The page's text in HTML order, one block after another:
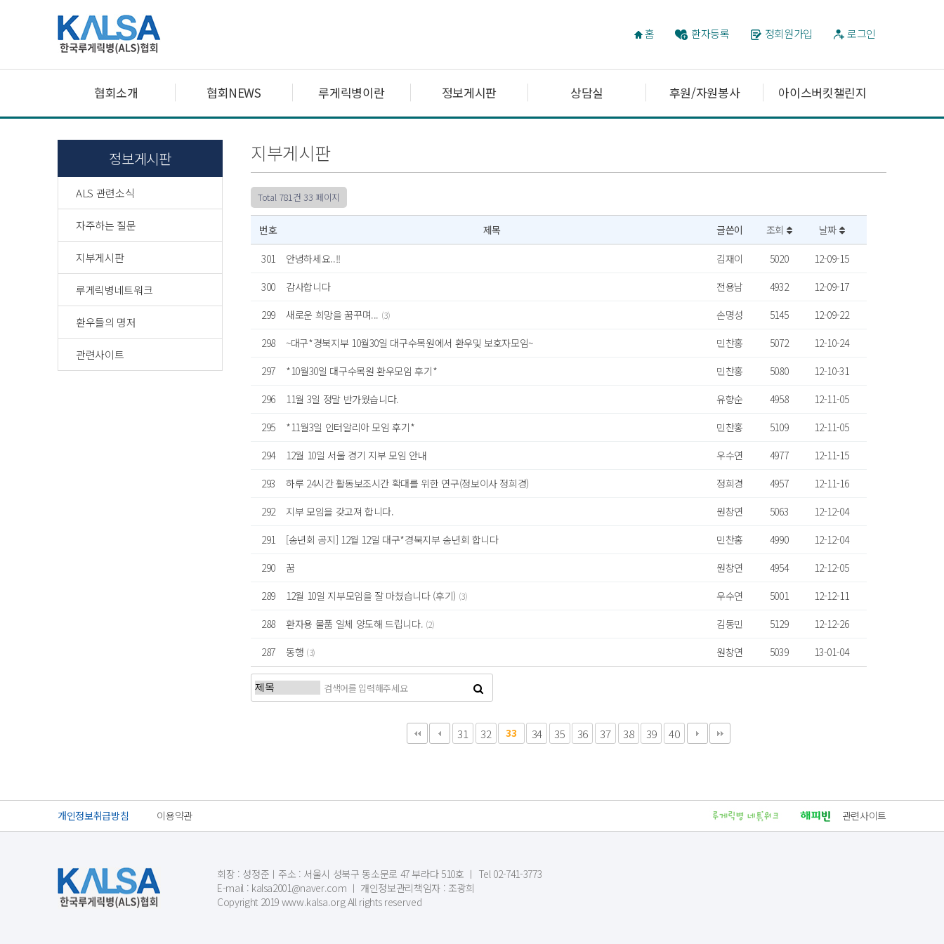
홈 환자등록 정회원가입 로그인
협회소개 협회NEWS 루게릭병이란 정보게시판 상담실 후원/자원봉사 아이스버킷챌린지
정보게시판
ALS 관련소식
자주하는 질문
지부게시판
루게릭병네트워크
환우들의 명저
관련사이트
지부게시판
Total 781건 33 페이지
번호 제목 글쓴이 조회 날짜
301 안녕하세요..!! 김재이 5020
12-09-15
300
감사합니다 전용남 4932
12-09-17
299
새로운 희망을 꿈꾸며... (3) 손명성 5145
12-09-22
298
~대구*경북지부 10월30일 대구수목원에서 환우및 보호자모임~ 민찬홍 5072
12-10-24
297
*10월30일 대구수목원 환우모임 후기* 민찬홍 5080
12-10-31
296
11월 3일 정말 반가웠습니다. 유향순 4958
12-11-05
295
*11월3일 인터알리아 모임 후기* 민찬홍 5109
12-11-05
294
12월 10일 서울 경기 지부 모임 안내 우수연 4977
12-11-15
293
하루 24시간 활동보조시간 확대를 위한 연구(정보이사 정희경) 정희경 4957
12-11-16
292
지부 모임을 갖고져 합니다. 원창연 5063
12-12-04
291
[송년회 공지] 12월 12일 대구*경북지부 송년회 합니다 민찬홍 4990
12-12-04
290
꿈 원창연 4954
12-12-05
289
12월 10일 지부모임을 잘 마쳤습니다 (후기) (3) 우수연 5001
12-12-11
288
환자용 물품 일체 양도해 드립니다. (2) 김동민 5129
12-12-26
287
동행 (3) 원창연 5039 13-01-04
31 32 33 34 35 36 37 38 39 40
개인정보취급방침 이용약관 관련사이트
회장 : 성정준ㅣ주소 : 서울시 성북구 동소문로 47 부라다 510호 ㅣ Tel 02-741-3773
E-mail : kalsa2001@naver.com ㅣ 개인정보관리책임자 : 조광희
Copyright 2019 www.kalsa.org All rights reserved